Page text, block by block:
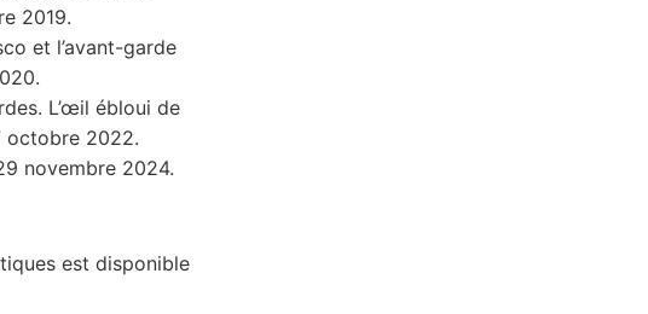
2019.
et l’avant-garde
L’œil ébloui de
octobre 2022.
novembre 2024.
est disponible